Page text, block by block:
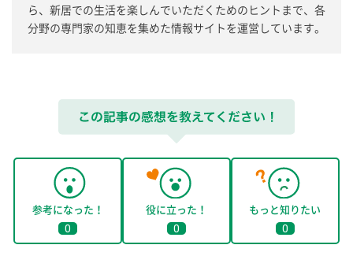
ら、新居での生活を楽しんでいただくためのヒントまで、各
分野の専門家の知恵を集めた情報サイトを運営しています。
参考になった！
0
役に立った！
0
もっと知りたい
0